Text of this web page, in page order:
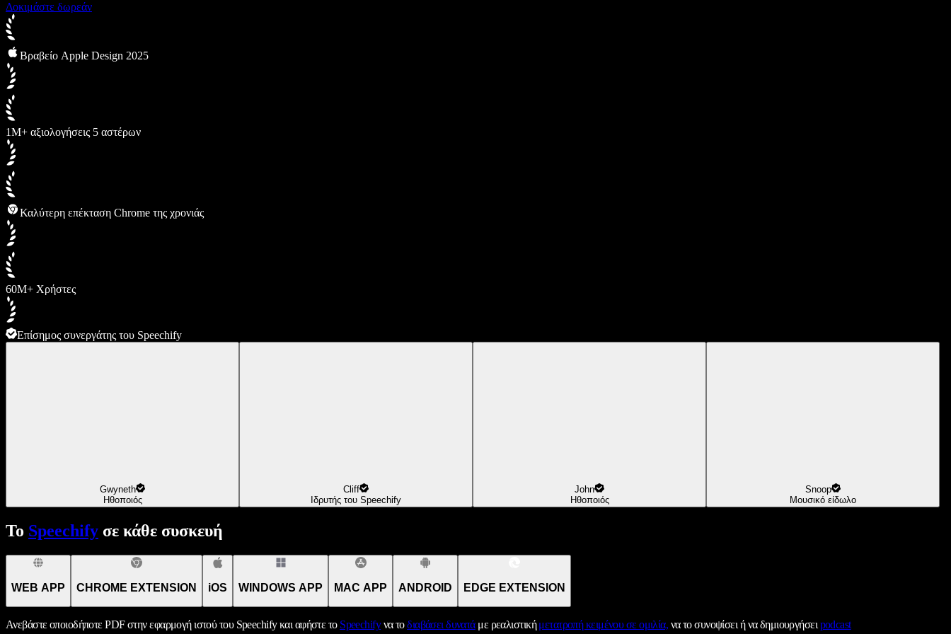
Δοκιμάστε δωρεάν
Βραβείο Apple Design 2025
1M+ αξιολογήσεις 5 αστέρων
Καλύτερη επέκταση Chrome της χρονιάς
60M+ Χρήστες
Επίσημος συνεργάτης του Speechify
Gwyneth
Ηθοποιός
Cliff
Ιδρυτής του Speechify
John
Ηθοποιός
Snoop
Μουσικό είδωλο
Το Speechify σε κάθε συσκευή
WEB APP CHROME EXTENSION iOS WINDOWS APP MAC APP ANDROID EDGE EXTENSION
Ανεβάστε οποιοδήποτε PDF στην εφαρμογή ιστού του Speechify και αφήστε το Speechifyνα τοδιαβάσει δυνατάμε ρεαλιστικήμετατροπή κειμένου σε ομιλία, να το συνοψίσει ή να δημιουργήσειpodcast